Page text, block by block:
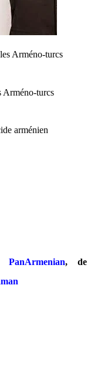
Arméno-turcs
Arméno-turcs
arménien
PanArmenian, de